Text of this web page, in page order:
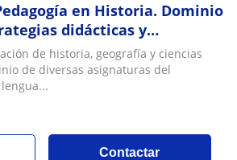
en Historia. Dominio
didácticas y
lenguaje, inglés)
de historia, geografía y ciencias
de diversas asignaturas del
Contactar